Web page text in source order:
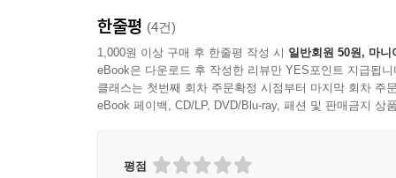
위한 효과적인 식사법을 다룬다. 아침, 점심,
자율신경을 위한 최고의 습관 만들기를 제시한다.
한줄평 (4건)
1,000원 이상 구매 후 한줄평 작성 시 일반회원 50원, 마니
eBook은 다운로드 후 작성한 리뷰만 YES포인트 지급됩니
클래스는 첫번째 회차 주문확정 시점부터 마지막 회차 주
eBook 페이백, CD/LP, DVD/Blu-ray, 패션 및 판매금지 상
평점